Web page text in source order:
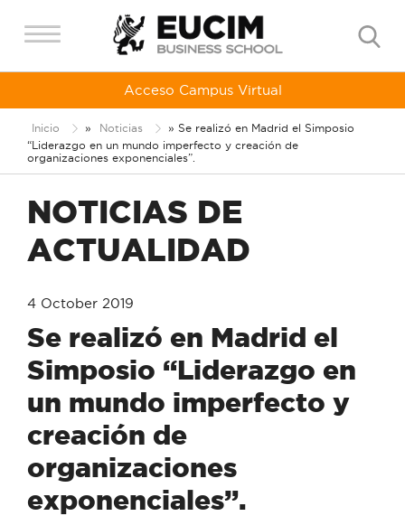
Acceso Campus Virtual
Inicio » Noticias » Se realizó en Madrid el Simposio
“Liderazgo en un mundo imperfecto y creación de
organizaciones exponenciales”.
NOTICIAS DE
ACTUALIDAD
4 October 2019
Se realizó en Madrid el
Simposio “Liderazgo en
un mundo imperfecto y
creación de
organizaciones
exponenciales”.